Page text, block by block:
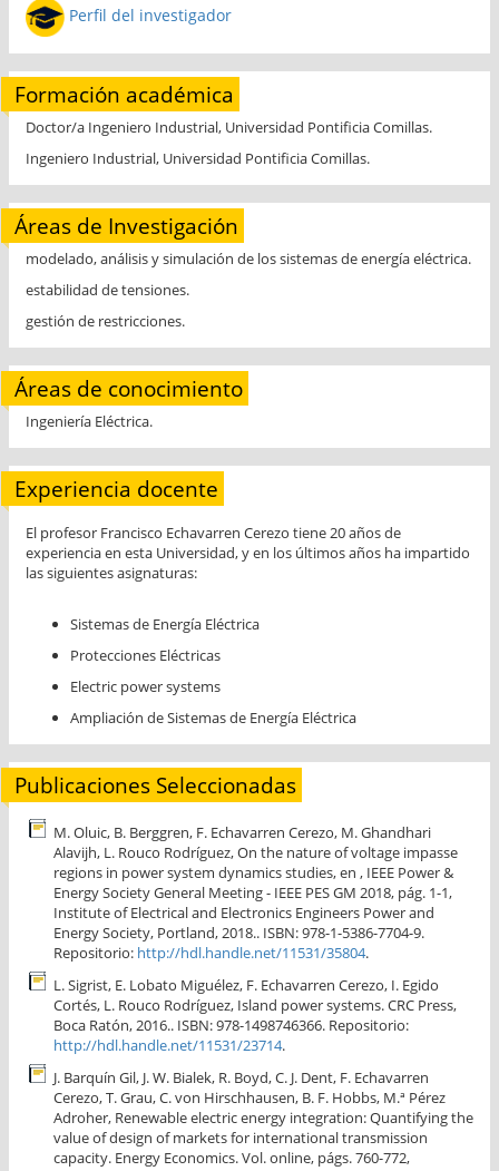
Perfil del investigador
Formación académica
Doctor/a Ingeniero Industrial, Universidad Pontificia Comillas.
Ingeniero Industrial, Universidad Pontificia Comillas.
Áreas de Investigación
modelado, análisis y simulación de los sistemas de energía eléctrica.
estabilidad de tensiones.
gestión de restricciones.
Áreas de conocimiento
Ingeniería Eléctrica.
Experiencia docente
El profesor Francisco Echavarren Cerezo tiene 20 años de
experiencia en esta Universidad, y en los últimos años ha impartido
las siguientes asignaturas:
Sistemas de Energía Eléctrica
Protecciones Eléctricas
Electric power systems
Ampliación de Sistemas de Energía Eléctrica
Publicaciones Seleccionadas
M. Oluic, B. Berggren, F. Echavarren Cerezo, M. Ghandhari
Alavijh, L. Rouco Rodríguez, On the nature of voltage impasse
regions in power system dynamics studies, en , IEEE Power &
Energy Society General Meeting - IEEE PES GM 2018, pág. 1-1,
Institute of Electrical and Electronics Engineers Power and
Energy Society, Portland, 2018.. ISBN: 978-1-5386-7704-9.
Repositorio: http://hdl.handle.net/11531/35804.
L. Sigrist, E. Lobato Miguélez, F. Echavarren Cerezo, I. Egido
Cortés, L. Rouco Rodríguez, Island power systems. CRC Press,
Boca Ratón, 2016.. ISBN: 978-1498746366. Repositorio:
http://hdl.handle.net/11531/23714.
J. Barquín Gil, J. W. Bialek, R. Boyd, C. J. Dent, F. Echavarren
Cerezo, T. Grau, C. von Hirschhausen, B. F. Hobbs, M.ª Pérez
Adroher, Renewable electric energy integration: Quantifying the
value of design of markets for international transmission
capacity. Energy Economics. Vol. online, págs. 760-772,